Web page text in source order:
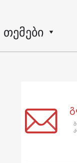
თემები